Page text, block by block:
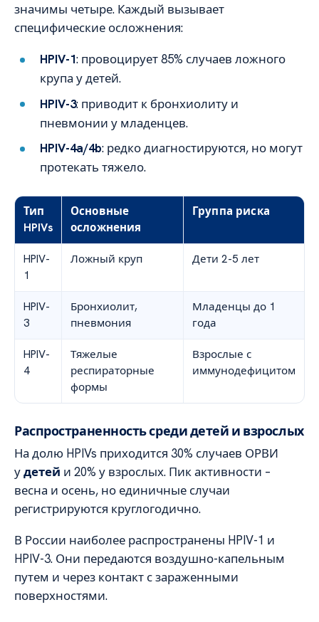
значимы четыре. Каждый вызывает
специфические осложнения:
HPIV-1: провоцирует 85% случаев ложного
крупа у детей.
HPIV-3: приводит к бронхиолиту и
пневмонии у младенцев.
HPIV-4a/4b: редко диагностируются, но могут
протекать тяжело.
Тип
HPIVs
Основные
осложнения
Группа риска
HPIV-
1
Ложный круп Дети 2-5 лет
HPIV-
3
Бронхиолит,
пневмония
Младенцы до 1
года
HPIV-
4
Тяжелые
респираторные
формы
Взрослые с
иммунодефицитом
Распространенность среди детей и взрослых
На долю HPIVs приходится 30% случаев ОРВИ
удетей и 20% у взрослых. Пик активности –
весна и осень, но единичные случаи
регистрируются круглогодично.
В России наиболее распространены HPIV-1 и
HPIV-3. Они передаются воздушно-капельным
путем и через контакт с зараженными
поверхностями.